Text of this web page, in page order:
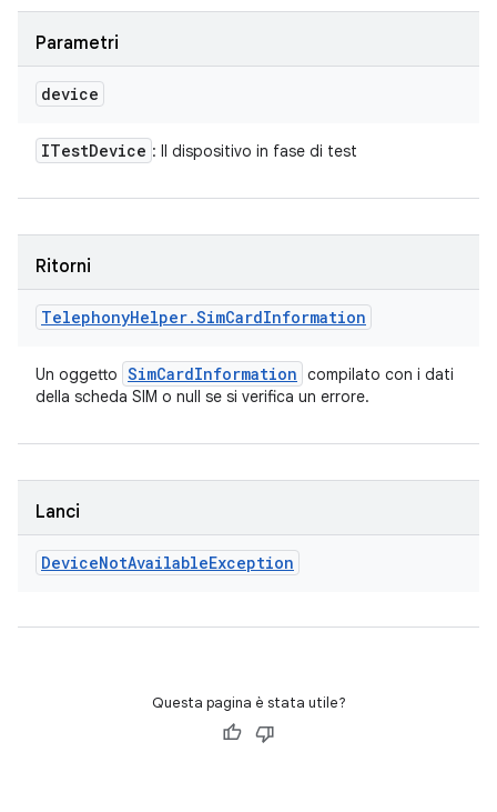
Parametri
device
ITestDevice : Il dispositivo in fase di test
Ritorni
TelephonyHelper.SimCardInformation
Un oggetto SimCardInformation compilato con i dati
della scheda SIM o null se si verifica un errore.
Lanci
DeviceNotAvailableException
Questa pagina è stata utile?